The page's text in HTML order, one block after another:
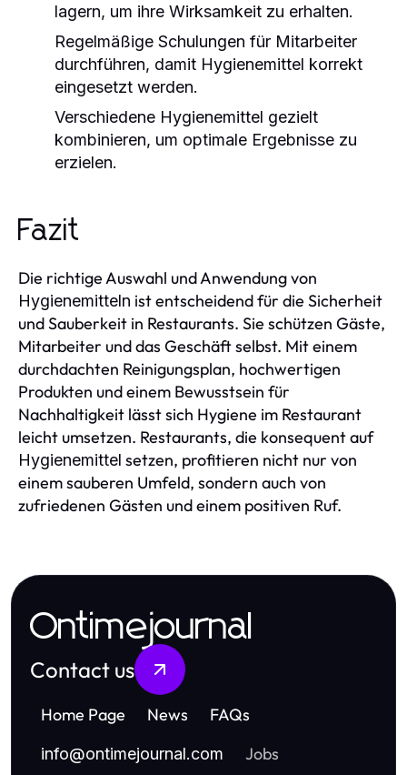
lagern, um ihre Wirksamkeit zu erhalten.
Regelmäßige Schulungen für Mitarbeiter
durchführen, damit Hygienemittel korrekt
eingesetzt werden.
Verschiedene Hygienemittel gezielt
kombinieren, um optimale Ergebnisse zu
erzielen.
Fazit
Die richtige Auswahl und Anwendung von
Hygienemitteln ist entscheidend für die Sicherheit
und Sauberkeit in Restaurants. Sie schützen Gäste,
Mitarbeiter und das Geschäft selbst. Mit einem
durchdachten Reinigungsplan, hochwertigen
Produkten und einem Bewusstsein für
Nachhaltigkeit lässt sich Hygiene im Restaurant
leicht umsetzen. Restaurants, die konsequent auf
Hygienemittel setzen, profitieren nicht nur von
einem sauberen Umfeld, sondern auch von
zufriedenen Gästen und einem positiven Ruf.
Ontimejournal
Contact us
Home Page News FAQs
info@ontimejournal.com Jobs